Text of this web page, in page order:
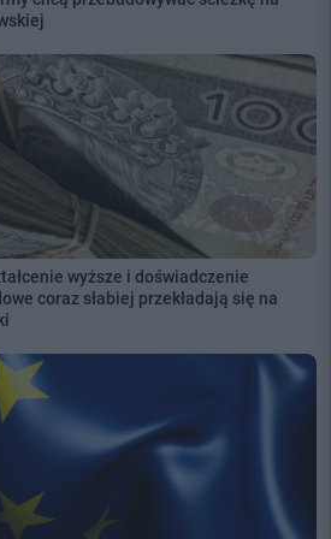
wyższe i doświadczenie
coraz słabiej przekładają się na